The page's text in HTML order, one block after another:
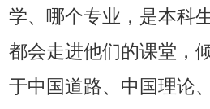
学、哪个专业，是本科
都会走进他们的课堂，
于中国道路、中国理论